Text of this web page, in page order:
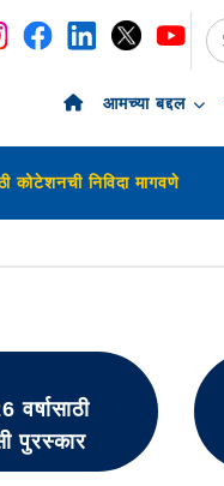
आमच्या बद्दल
कोटेशनची निविदा मागवणे
पुरस्कार